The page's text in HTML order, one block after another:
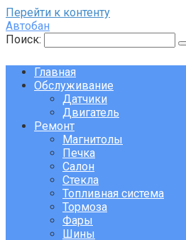
Перейти к контенту
Автобан
Поиск:
Главная
Обслуживание
Датчики
Двигатель
Ремонт
Магнитолы
Печка
Салон
Стекла
Топливная система
Тормоза
Фары
Шины